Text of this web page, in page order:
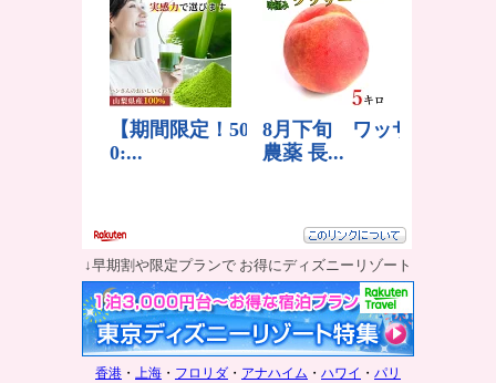
↓早期割や限定プランで お得にディズニーリゾート
香港 ・ 上海 ・ フロリダ ・ アナハイム ・ ハワイ ・ パリ